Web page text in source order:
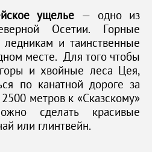
ущелье — одно из
Осетии. Горные
и таинственные
месте. Для того чтобы
и хвойные леса Цея,
по канатной дороге за
метров к «Сказскому»
сделать красивые
или глинтвейн.